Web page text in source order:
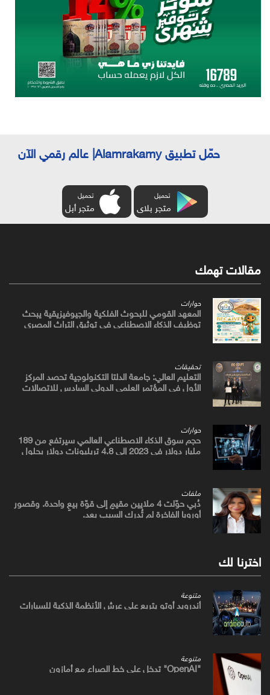
حمّل تطبيق Alamrakamy| عالم رقمي الآن
تحميل
متجر بلاى
تحميل
متجر أبل
مقالات تهمك
حوارات
المعهد القومي للبحوث الفلكية والجيوفيزيقية يبحث
توظيف الذكاء الاصطناعي في توثيق التراث المصري
تحقيقات
التعليم العالي: جامعة الدلتا التكنولوجية تحصد المركز
الأول في المؤتمر العلمي الدولي السادس للاتصالات
حوارات
حجم سوق الذكاء الاصطناعي العالمي سيرتفع من 189
مليار دولار في 2023 إلى 4.8 تريليونات دولار بحلول
ملفات
دُبي حوّلت 4 ملايين مقيمٍ إلى قوّة بيعٍ واحدة. وقصور
أوروبا الفاخرة لم تُدرك السبب بعد.
اخترنا لك
متنوعة
أندرويد أوتو يتربع علي عرش الأنظمة الذكية للسيارات
متنوعة
"OpenAI" تدخل علي خط الصراع مع أمازون